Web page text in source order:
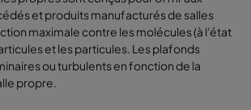
et produits manufacturés de salles
maximale contre les molécules (à l'état
et les particules. Les plafonds
ou turbulents en fonction de la
propre.